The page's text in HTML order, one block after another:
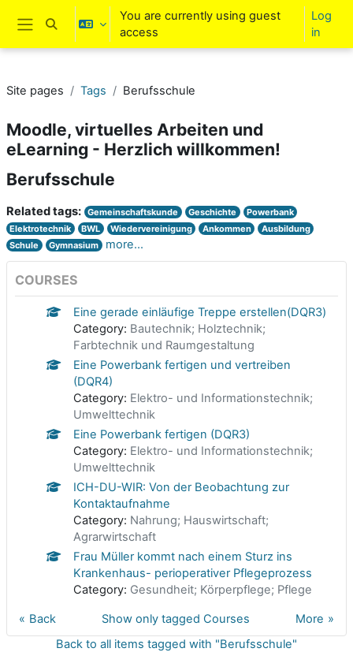
Skip to main content
Side panel
Toggle search input
You are currently using guest
access
Log
in
Site pages Tags Berufsschule
Moodle, virtuelles Arbeiten und
eLearning - Herzlich willkommen!
Berufsschule
Related tags: Gemeinschaftskunde Geschichte
Powerbank
Elektrotechnik
BWL Wiedervereinigung Ankommen
Ausbildung
Schule
Gymnasium more...
COURSES
Eine gerade einläufige Treppe erstellen(DQR3)
Category: Bautechnik; Holztechnik;
Farbtechnik und Raumgestaltung
Eine Powerbank fertigen und vertreiben
(DQR4)
Category: Elektro- und Informationstechnik;
Umwelttechnik
Eine Powerbank fertigen (DQR3)
Category: Elektro- und Informationstechnik;
Umwelttechnik
ICH-DU-WIR: Von der Beobachtung zur
Kontaktaufnahme
Category: Nahrung; Hauswirtschaft;
Agrarwirtschaft
Frau Müller kommt nach einem Sturz ins
Krankenhaus- perioperativer Pflegeprozess
Category: Gesundheit; Körperpflege; Pflege
Back More
Show only tagged Courses
Back to all items tagged with "Berufsschule"